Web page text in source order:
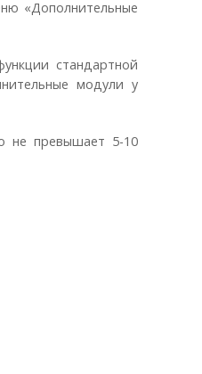
«Дополнительные
стандартной
модули у
не превышает 5-10